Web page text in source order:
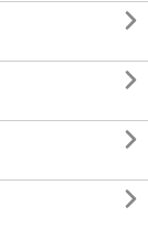



